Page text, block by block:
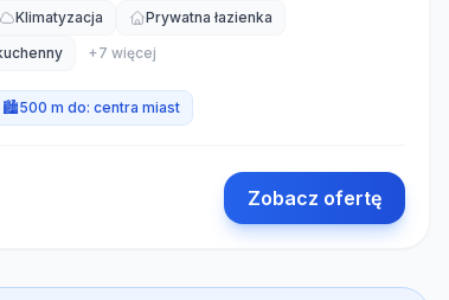
Klimatyzacja
Prywatna łazienka
+7 więcej
🏙️500 m do: centra miast
Zobacz ofertę